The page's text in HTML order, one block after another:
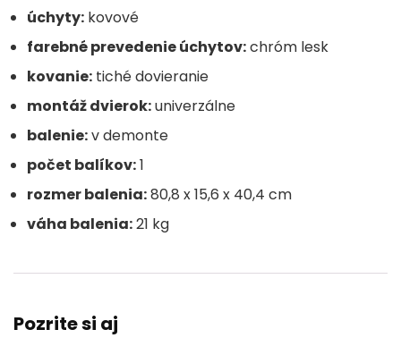
úchyty: kovové
farebné prevedenie úchytov:chróm lesk
kovanie: tiché dovieranie
montáž dvierok:univerzálne
balenie:v demonte
počet balíkov:1
rozmer balenia:80,8 x 15,6 x 40,4 cm
váha balenia:21 kg
Pozrite si aj